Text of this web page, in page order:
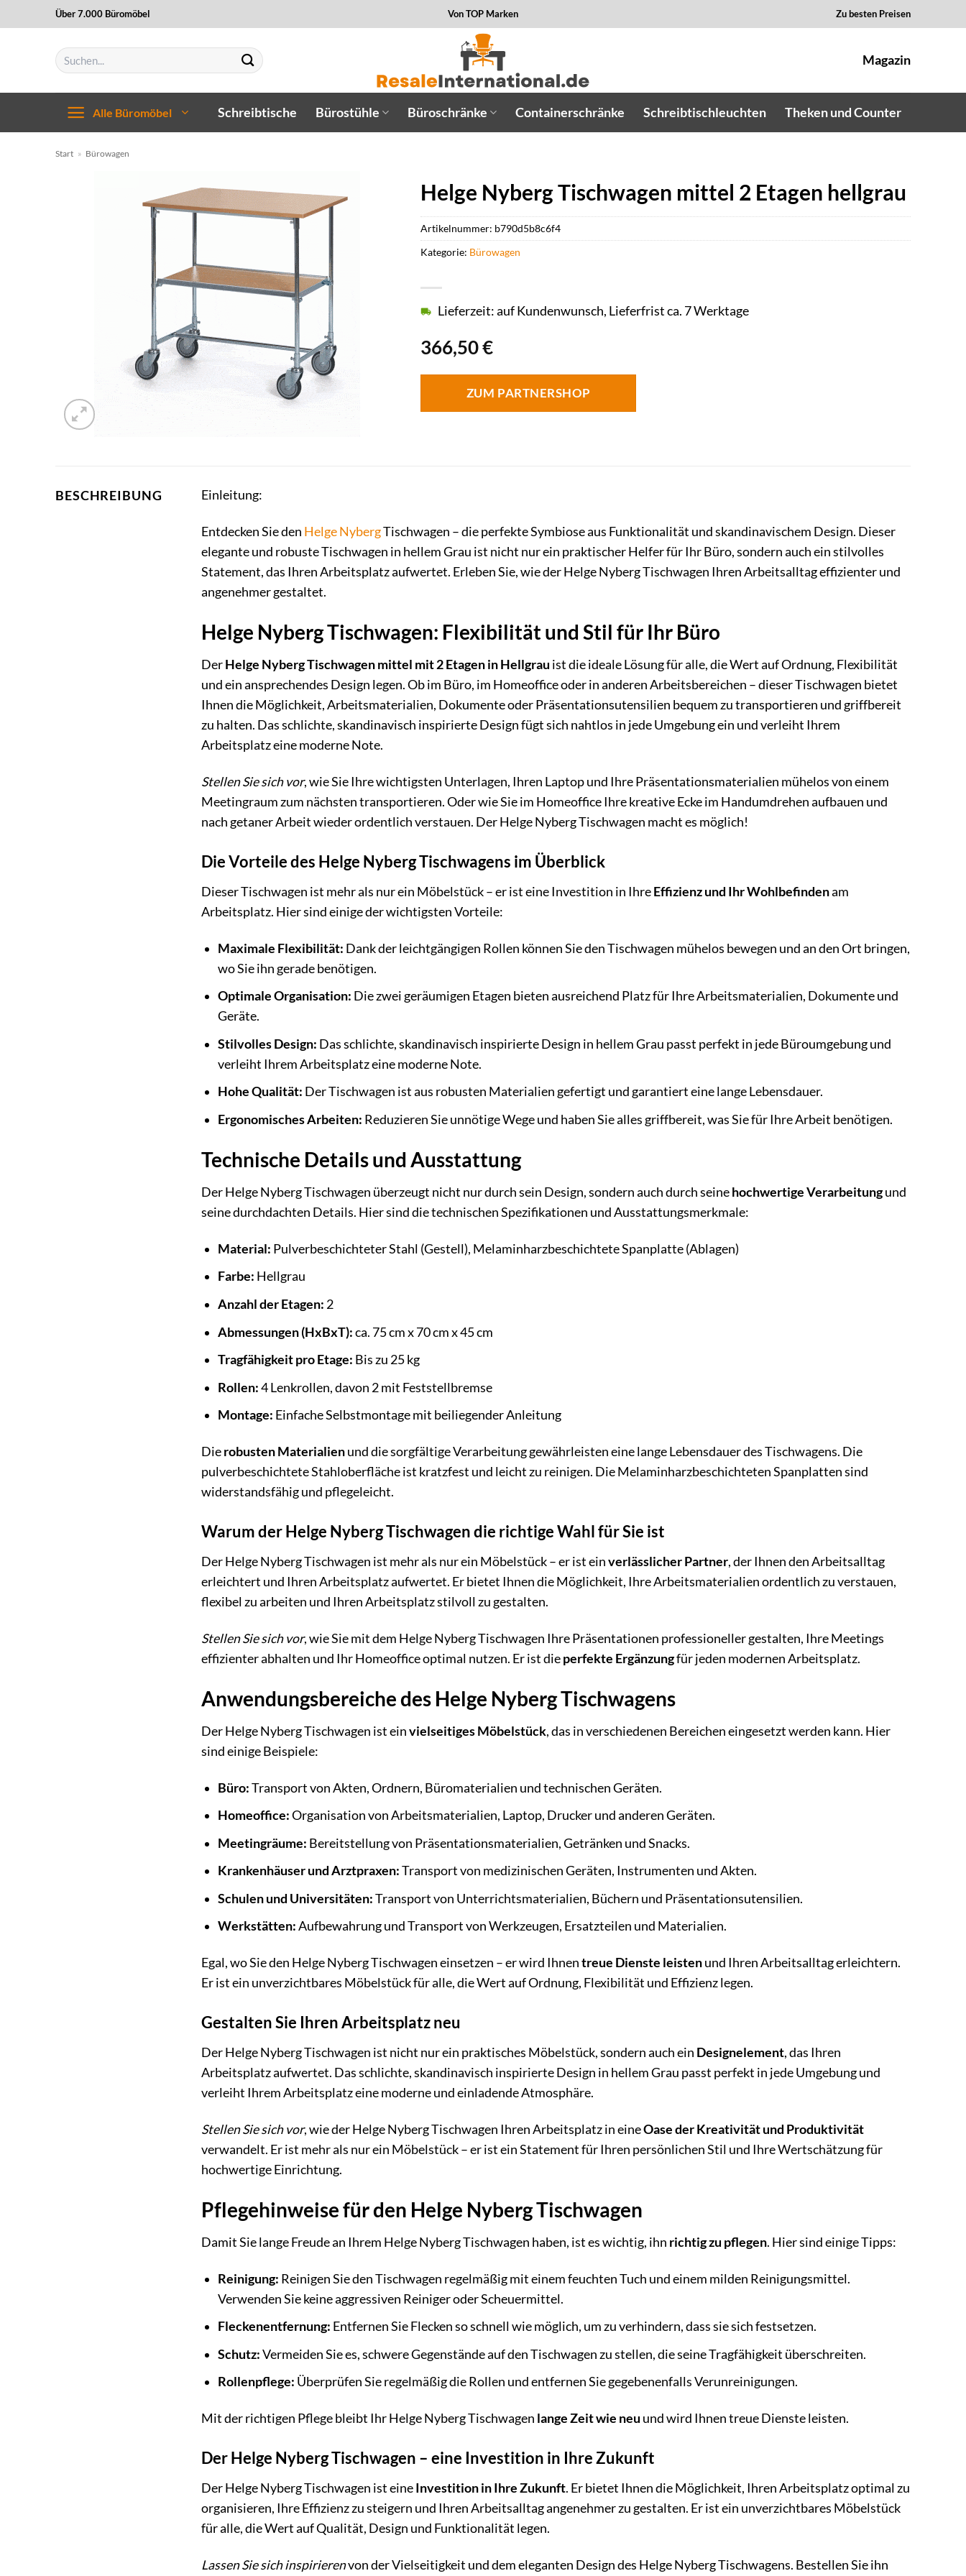
Inhalt
Über 7.000 Büromöbel Von TOP Marken Zu besten Preisen
Suchen
nach:
Magazin
Alle Büromöbel Schreibtische Bürostühle Büroschränke Containerschränke Schreibtischleuchten Theken und Counter
Start » Bürowagen
Helge Nyberg Tischwagen mittel 2 Etagen hellgrau
366,50€
Lieferzeit: auf Kundenwunsch, Lieferfrist ca. 7 Werktage
ZUM PARTNERSHOP
Artikelnummer: b790d5b8c6f4
Kategorie: Bürowagen
BESCHREIBUNG Einleitung:
Entdecken Sie den Helge NybergTischwagen – die perfekte Symbiose aus Funktionalität und skandinavischem Design. Dieser
elegante und robuste Tischwagen in hellem Grau ist nicht nur ein praktischer Helfer für Ihr Büro, sondern auch ein stilvolles
Statement, das Ihren Arbeitsplatz aufwertet. Erleben Sie, wie der Helge Nyberg Tischwagen Ihren Arbeitsalltag effizienter und
angenehmer gestaltet.
Helge Nyberg Tischwagen: Flexibilität und Stil für Ihr Büro
DerHelge Nyberg Tischwagen mittel mit 2 Etagen in Hellgrau ist die ideale Lösung für alle, die Wert auf Ordnung, Flexibilität
und ein ansprechendes Design legen. Ob im Büro, im Homeoffice oder in anderen Arbeitsbereichen – dieser Tischwagen bietet
Ihnen die Möglichkeit, Arbeitsmaterialien, Dokumente oder Präsentationsutensilien bequem zu transportieren und griffbereit
zu halten. Das schlichte, skandinavisch inspirierte Design fügt sich nahtlos in jede Umgebung ein und verleiht Ihrem
Arbeitsplatz eine moderne Note.
Stellen Sie sich vor, wie Sie Ihre wichtigsten Unterlagen, Ihren Laptop und Ihre Präsentationsmaterialien mühelos von einem
Meetingraum zum nächsten transportieren. Oder wie Sie im Homeoffice Ihre kreative Ecke im Handumdrehen aufbauen und
nach getaner Arbeit wieder ordentlich verstauen. Der Helge Nyberg Tischwagen macht es möglich!
Die Vorteile des Helge Nyberg Tischwagens im Überblick
Dieser Tischwagen ist mehr als nur ein Möbelstück – er ist eine Investition in IhreEffizienz und Ihr Wohlbefindenam
Arbeitsplatz. Hier sind einige der wichtigsten Vorteile:
Maximale Flexibilität: Dank der leichtgängigen Rollen können Sie den Tischwagen mühelos bewegen und an den Ort bringen,
wo Sie ihn gerade benötigen.
Optimale Organisation: Die zwei geräumigen Etagen bieten ausreichend Platz für Ihre Arbeitsmaterialien, Dokumente und
Geräte.
Stilvolles Design: Das schlichte, skandinavisch inspirierte Design in hellem Grau passt perfekt in jede Büroumgebung und
verleiht Ihrem Arbeitsplatz eine moderne Note.
Hohe Qualität: Der Tischwagen ist aus robusten Materialien gefertigt und garantiert eine lange Lebensdauer.
Ergonomisches Arbeiten: Reduzieren Sie unnötige Wege und haben Sie alles griffbereit, was Sie für Ihre Arbeit benötigen.
Technische Details und Ausstattung
Der Helge Nyberg Tischwagen überzeugt nicht nur durch sein Design, sondern auch durch seinehochwertige Verarbeitungund
seine durchdachten Details. Hier sind die technischen Spezifikationen und Ausstattungsmerkmale:
Material: Pulverbeschichteter Stahl (Gestell), Melaminharzbeschichtete Spanplatte (Ablagen)
Farbe: Hellgrau
Anzahl der Etagen: 2
Abmessungen (HxBxT):ca. 75 cm x 70 cm x 45 cm
Tragfähigkeit pro Etage: Bis zu 25 kg
Rollen:4 Lenkrollen, davon 2 mit Feststellbremse
Montage: Einfache Selbstmontage mit beiliegender Anleitung
Dierobusten Materialienund die sorgfältige Verarbeitung gewährleisten eine lange Lebensdauer des Tischwagens. Die
pulverbeschichtete Stahloberfläche ist kratzfest und leicht zu reinigen. Die Melaminharzbeschichteten Spanplatten sind
widerstandsfähig und pflegeleicht.
Warum der Helge Nyberg Tischwagen die richtige Wahl für Sie ist
Der Helge Nyberg Tischwagen ist mehr als nur ein Möbelstück – er ist einverlässlicher Partner, der Ihnen den Arbeitsalltag
erleichtert und Ihren Arbeitsplatz aufwertet. Er bietet Ihnen die Möglichkeit, Ihre Arbeitsmaterialien ordentlich zu verstauen,
flexibel zu arbeiten und Ihren Arbeitsplatz stilvoll zu gestalten.
Stellen Sie sich vor, wie Sie mit dem Helge Nyberg Tischwagen Ihre Präsentationen professioneller gestalten, Ihre Meetings
effizienter abhalten und Ihr Homeoffice optimal nutzen. Er ist dieperfekte Ergänzungfür jeden modernen Arbeitsplatz.
Anwendungsbereiche des Helge Nyberg Tischwagens
Der Helge Nyberg Tischwagen ist einvielseitiges Möbelstück, das in verschiedenen Bereichen eingesetzt werden kann. Hier
sind einige Beispiele:
Büro:Transport von Akten, Ordnern, Büromaterialien und technischen Geräten.
Homeoffice:Organisation von Arbeitsmaterialien, Laptop, Drucker und anderen Geräten.
Meetingräume: Bereitstellung von Präsentationsmaterialien, Getränken und Snacks.
Krankenhäuser und Arztpraxen:Transport von medizinischen Geräten, Instrumenten und Akten.
Schulen und Universitäten:Transport von Unterrichtsmaterialien, Büchern und Präsentationsutensilien.
Werkstätten:Aufbewahrung und Transport von Werkzeugen, Ersatzteilen und Materialien.
Egal, wo Sie den Helge Nyberg Tischwagen einsetzen – er wird Ihnentreue Dienste leistenund Ihren Arbeitsalltag erleichtern.
Er ist ein unverzichtbares Möbelstück für alle, die Wert auf Ordnung, Flexibilität und Effizienz legen.
Gestalten Sie Ihren Arbeitsplatz neu
Der Helge Nyberg Tischwagen ist nicht nur ein praktisches Möbelstück, sondern auch ein Designelement, das Ihren
Arbeitsplatz aufwertet. Das schlichte, skandinavisch inspirierte Design in hellem Grau passt perfekt in jede Umgebung und
verleiht Ihrem Arbeitsplatz eine moderne und einladende Atmosphäre.
Stellen Sie sich vor, wie der Helge Nyberg Tischwagen Ihren Arbeitsplatz in eineOase der Kreativität und Produktivität
verwandelt. Er ist mehr als nur ein Möbelstück – er ist ein Statement für Ihren persönlichen Stil und Ihre Wertschätzung für
hochwertige Einrichtung.
Pflegehinweise für den Helge Nyberg Tischwagen
Damit Sie lange Freude an Ihrem Helge Nyberg Tischwagen haben, ist es wichtig, ihn richtig zu pflegen. Hier sind einige Tipps:
Reinigung: Reinigen Sie den Tischwagen regelmäßig mit einem feuchten Tuch und einem milden Reinigungsmittel.
Verwenden Sie keine aggressiven Reiniger oder Scheuermittel.
Fleckenentfernung: Entfernen Sie Flecken so schnell wie möglich, um zu verhindern, dass sie sich festsetzen.
Schutz:Vermeiden Sie es, schwere Gegenstände auf den Tischwagen zu stellen, die seine Tragfähigkeit überschreiten.
Rollenpflege: Überprüfen Sie regelmäßig die Rollen und entfernen Sie gegebenenfalls Verunreinigungen.
Mit der richtigen Pflege bleibt Ihr Helge Nyberg Tischwagen lange Zeit wie neu und wird Ihnen treue Dienste leisten.
Der Helge Nyberg Tischwagen – eine Investition in Ihre Zukunft
Der Helge Nyberg Tischwagen ist eineInvestition in Ihre Zukunft. Er bietet Ihnen die Möglichkeit, Ihren Arbeitsplatz optimal zu
organisieren, Ihre Effizienz zu steigern und Ihren Arbeitsalltag angenehmer zu gestalten. Er ist ein unverzichtbares Möbelstück
für alle, die Wert auf Qualität, Design und Funktionalität legen.
Lassen Sie sich inspirierenvon der Vielseitigkeit und dem eleganten Design des Helge Nyberg Tischwagens. Bestellen Sie ihn